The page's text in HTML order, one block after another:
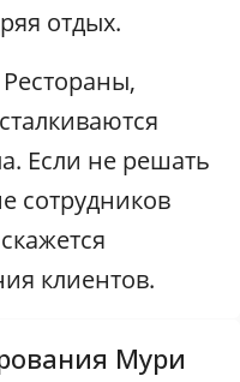
отдых.
Рестораны,
Если не решать
сотрудников
клиентов.
Мури